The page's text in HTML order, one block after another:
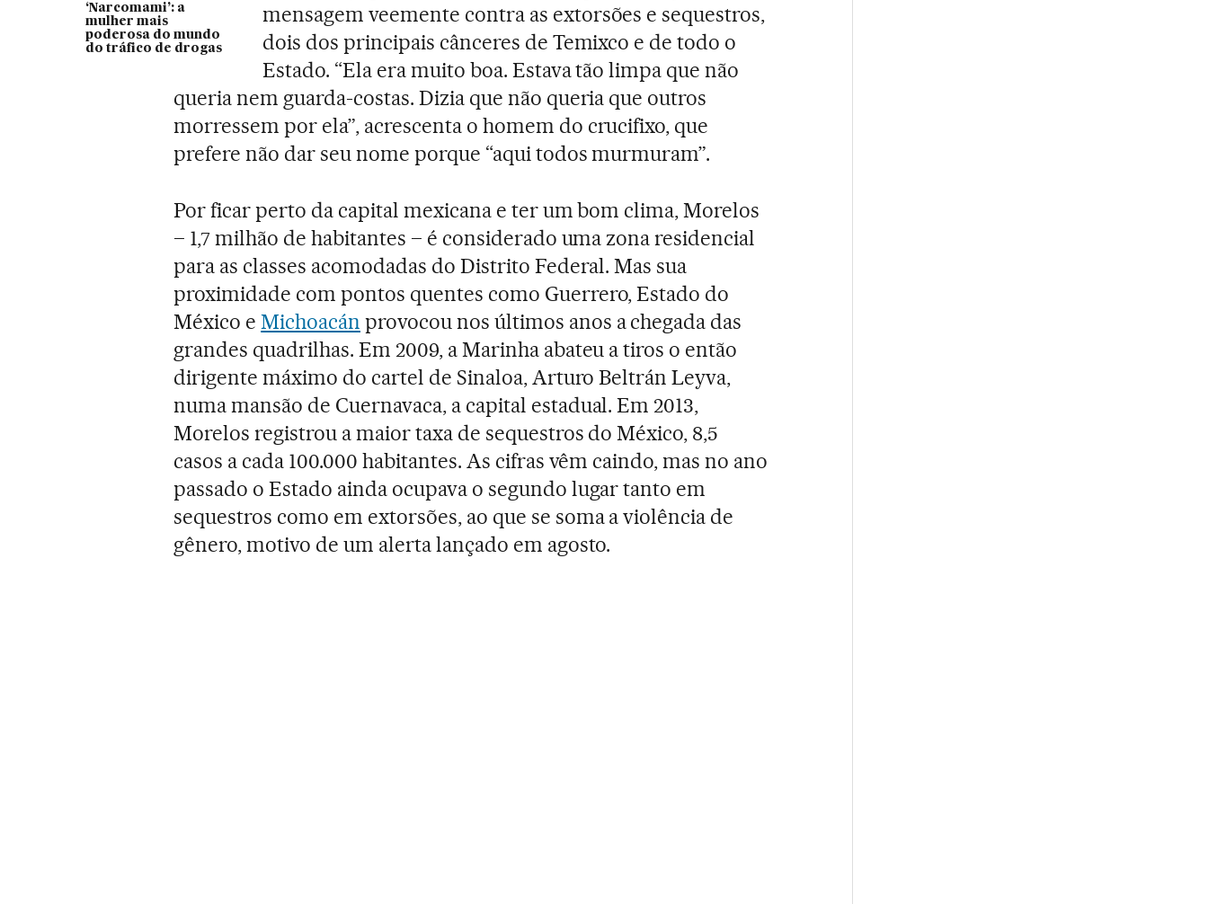
‘Narcomami’: a
mulher mais
poderosa do mundo
do tráfico de drogas
mensagem veemente contra as extorsões e sequestros,
dois dos principais cânceres de Temixco e de todo o
Estado. “Ela era muito boa. Estava tão limpa que não
queria nem guarda-costas. Dizia que não queria que outros
morressem por ela”, acrescenta o homem do crucifixo, que
prefere não dar seu nome porque “aqui todos murmuram”.
Por ficar perto da capital mexicana e ter um bom clima, Morelos
– 1,7 milhão de habitantes – é considerado uma zona residencial
para as classes acomodadas do Distrito Federal. Mas sua
proximidade com pontos quentes como Guerrero, Estado do
México eMichoacán provocou nos últimos anos a chegada das
grandes quadrilhas. Em 2009, a Marinha abateu a tiros o então
dirigente máximo do cartel de Sinaloa, Arturo Beltrán Leyva,
numa mansão de Cuernavaca, a capital estadual. Em 2013,
Morelos registrou a maior taxa de sequestros do México, 8,5
casos a cada 100.000 habitantes. As cifras vêm caindo, mas no ano
passado o Estado ainda ocupava o segundo lugar tanto em
sequestros como em extorsões, ao que se soma a violência de
gênero, motivo de um alerta lançado em agosto.